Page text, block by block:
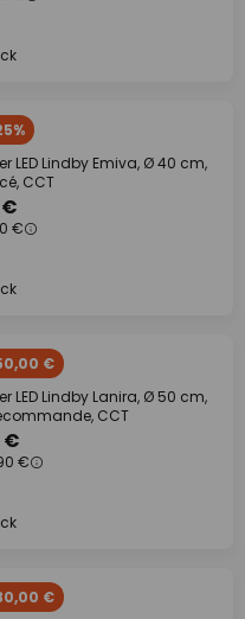
LED Lindby Emiva, Ø 40 cm,
CCT
€
€
LED Lindby Lanira, Ø 50 cm,
CCT
€
€
€